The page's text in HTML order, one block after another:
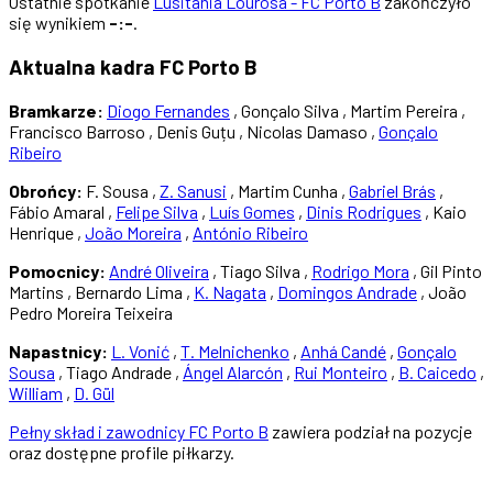
się wynikiem -:-.
Aktualna kadra FC Porto B
Bramkarze: Diogo Fernandes , Gonçalo Silva , Martim Pereira ,
Francisco Barroso , Denis Guțu , Nicolas Damaso , Gonçalo
Ribeiro
Obrońcy: F. Sousa , Z. Sanusi , Martim Cunha , Gabriel Brás ,
Fábio Amaral , Felipe Silva , Luís Gomes , Dinis Rodrigues , Kaio
Henrique , João Moreira , António Ribeiro
Pomocnicy: André Oliveira , Tiago Silva , Rodrigo Mora , Gil Pinto
Martins , Bernardo Lima , K. Nagata , Domingos Andrade , João
Pedro Moreira Teixeira
Napastnicy: L. Vonić , T. Melnichenko , Anhá Candé , Gonçalo
Sousa , Tiago Andrade , Ángel Alarcón , Rui Monteiro , B. Caicedo ,
William , D. Gül
Pełny skład i zawodnicy FC Porto B zawiera podział na pozycje
oraz dostępne profile piłkarzy.